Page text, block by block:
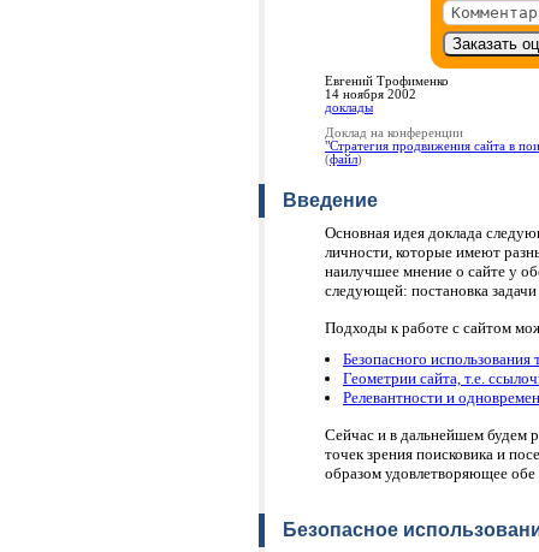
Евгений Трофименко
14 ноября 2002
доклады
Доклад на конференции
"Стратегия продвижения сайта в
(файл)
Введение
Основная идея доклада
личности, которые имеют
наилучшее мнение о сайте у
следующей: постановка
Подходы к работе с сайтом
Безопасного использования
Геометрии сайта, т.е.
Релевантности и
Сейчас и в дальнейшем будем
точек зрения поисковика и
образом удовлетворяющее
Безопасное